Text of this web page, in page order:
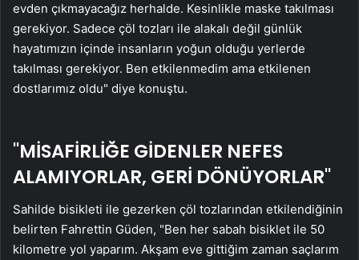
evden çıkmayacağız herhalde. Kesinlikle maske takılması
gerekiyor. Sadece çöl tozları ile alakalı değil günlük
hayatımızın içinde insanların yoğun olduğu yerlerde
takılması gerekiyor. Ben etkilenmedim ama etkilenen
dostlarımız oldu" diye konuştu.
"MİSAFİRLİĞE GİDENLER NEFES
ALAMIYORLAR, GERİ DÖNÜYORLAR"
Sahilde bisikleti ile gezerken çöl tozlarından etkilendiğinin
belirten Fahrettin Güden, "Ben her sabah bisiklet ile 50
kilometre yol yaparım. Akşam eve gittiğim zaman saçlarım